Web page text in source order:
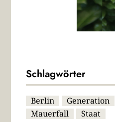
Schlagwörter
Berlin Generation
Mauerfall
Staat